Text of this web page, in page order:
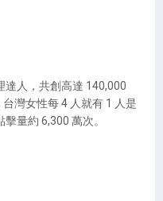
達人，共創高達 140,000
灣女性每 4 人就有 1 人是
量約 6,300 萬次。